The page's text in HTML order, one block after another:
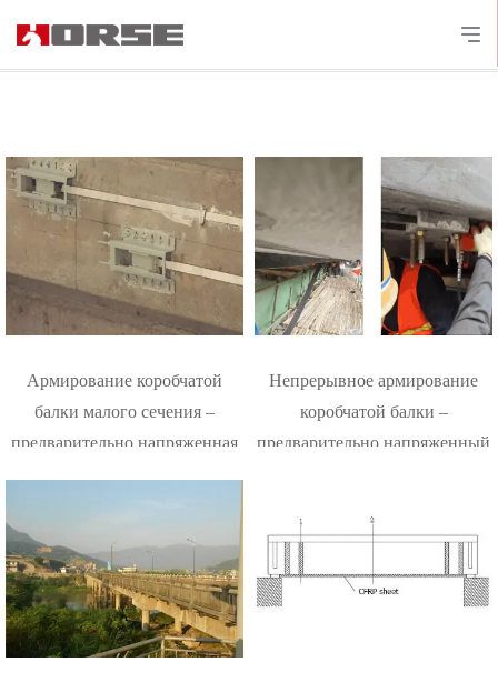
Армирование коробчатой
балки малого сечения –
предварительно напряженная
Непрерывное армирование
коробчатой балки –
предварительно напряженный